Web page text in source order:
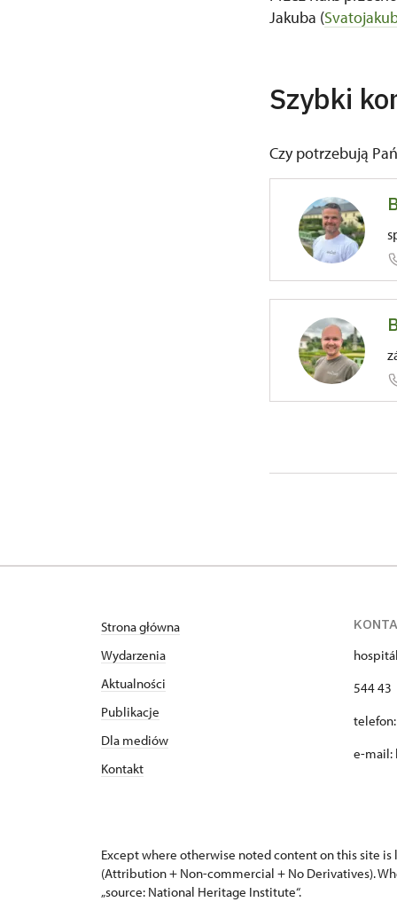
Jakuba (
Szybki
Czy potrzebują
81/,
81/,
Strona główna
Wydarzenia
Aktualności
Publikacje
Dla mediów
Kontakt
544 43
e-mail:
Except where otherwise noted content on this site is
(Attribution + Non-commercial + No Derivatives).
„source: National Heritage Institute“.